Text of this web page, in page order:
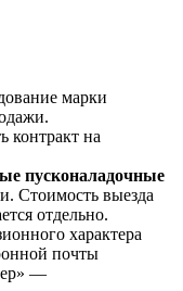
марки
контракт на
пусконаладочные
Стоимость выезда
отдельно.
характера
почты
—